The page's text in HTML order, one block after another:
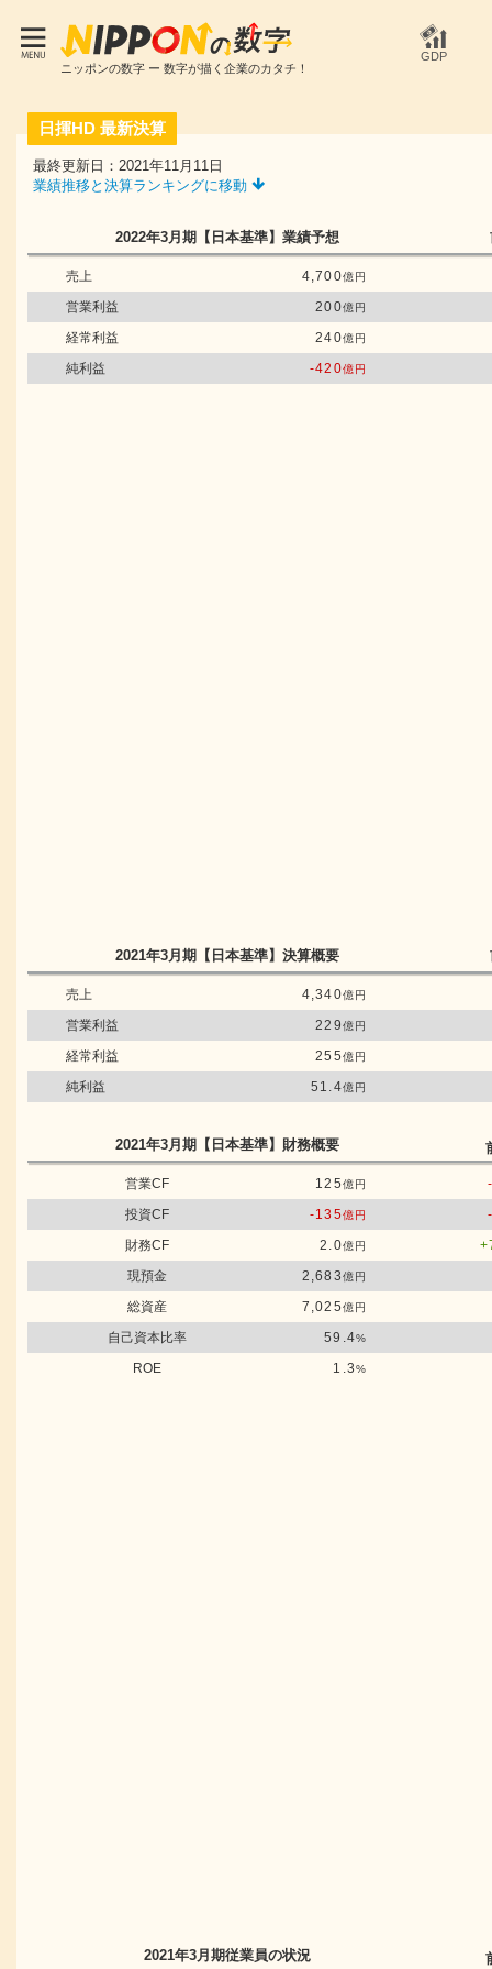
ニッポンの数字 ー 数字が描く企業のカタチ！
GDP
日揮HD 最新決算
最終更新日：2021年11月11日
業績推移と決算ランキングに移動
2022年3月期 【日本基準】 業績予想
売上 4,700億円
営業利益 200億円
経常利益 240億円
純利益 -420億円
2021年3月期 【日本基準】 決算概要
売上 4,340億円
営業利益 229億円
経常利益 255億円
純利益 51.4億円
2021年3月期 【日本基準】 財務概要
営業CF 125億円
投資CF
-135億円
財務CF
2.0億円
現預金
2,683億円
総資産 7,025億円
自己資本比率 59.4%
ROE 1.3%
2021年3月期従業員の状況